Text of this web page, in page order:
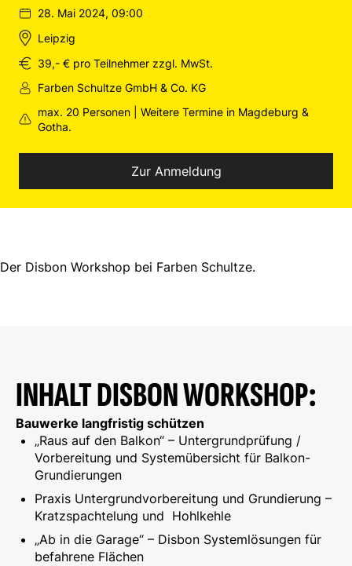
28. Mai 2024, 09:00
Leipzig
39,- € pro Teilnehmer zzgl. MwSt.
Farben Schultze GmbH & Co. KG
max. 20 Personen | Weitere Termine in Magdeburg &
Gotha.
Zur Anmeldung
Der Disbon Workshop bei Farben Schultze.
INHALT DISBON WORKSHOP:
Bauwerke langfristig schützen
„Raus auf den Balkon“ – Untergrundprüfung /
Vorbereitung und Systemübersicht für Balkon-
Grundierungen
Praxis Untergrundvorbereitung und Grundierung –
Kratzspachtelung und Hohlkehle
„Ab in die Garage“ – Disbon Systemlösungen für
befahrene Flächen